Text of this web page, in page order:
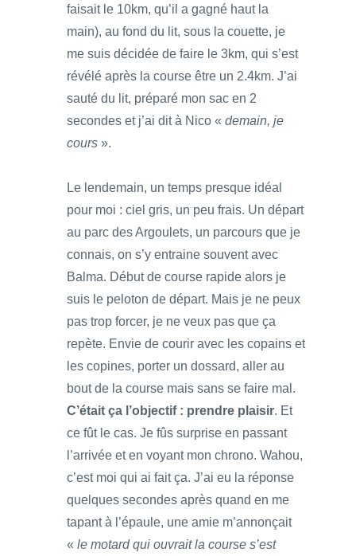
faisait le 10km, qu’il a gagné haut la
main), au fond du lit, sous la couette, je
me suis décidée de faire le 3km, qui s’est
révélé après la course être un 2.4km. J’ai
sauté du lit, préparé mon sac en 2
secondes et j’ai dit à Nico « demain, je
cours ».
Le lendemain, un temps presque idéal
pour moi : ciel gris, un peu frais. Un départ
au parc des Argoulets, un parcours que je
connais, on s’y entraine souvent avec
Balma. Début de course rapide alors je
suis le peloton de départ. Mais je ne peux
pas trop forcer, je ne veux pas que ça
repète. Envie de courir avec les copains et
les copines, porter un dossard, aller au
bout de la course mais sans se faire mal.
C’était ça l’objectif : prendre plaisir. Et
ce fût le cas. Je fûs surprise en passant
l’arrivée et en voyant mon chrono. Wahou,
c’est moi qui ai fait ça. J’ai eu la réponse
quelques secondes après quand en me
tapant à l’épaule, une amie m’annonçait
« le motard qui ouvrait la course s’est